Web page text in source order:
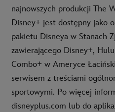
najnowszych produkcji The
Disney+ jest dostępny jako
pakietu Disneya w Stanach
zawierającego Disney+,
Combo+ w Ameryce
serwisem z treściami
sportowymi. Po więcej
disneyplus.com lub do